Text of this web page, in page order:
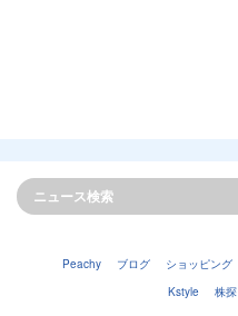
Peachy ブログ ショッピング
Kstyle
株探